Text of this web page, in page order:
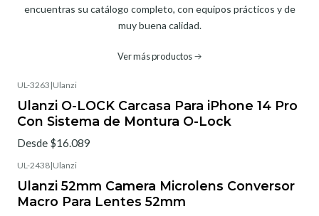
encuentras su catálogo completo, con equipos prácticos y de
muy buena calidad.
Ver más productos
UL-3263 |Ulanzi
Ulanzi O-LOCK Carcasa Para iPhone 14 Pro
Con Sistema de Montura O-Lock
Desde $16.089
UL-2438|Ulanzi
Ulanzi 52mm Camera Microlens Conversor
Macro Para Lentes 52mm